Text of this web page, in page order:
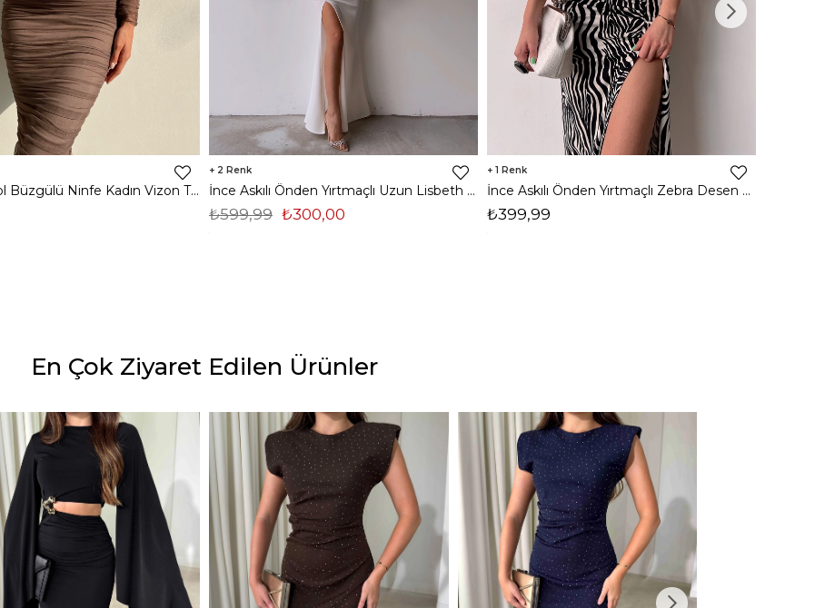
Midi Tek Kol Büzgülü Ninfe Kadın Vizon Tül Elbise 22K000524
2
İnce Askılı Önden Yırtmaçlı Uzun Lisbeth Kadın Beyaz Elbise 22K000581
₺300,00
₺599,99
1
İnce Askılı Önden Yırtmaçlı Zebra Desen Citlali Kadın Renkli Elbise 22Y000068
₺399,99
En Çok Ziyaret Edilen Ürünler